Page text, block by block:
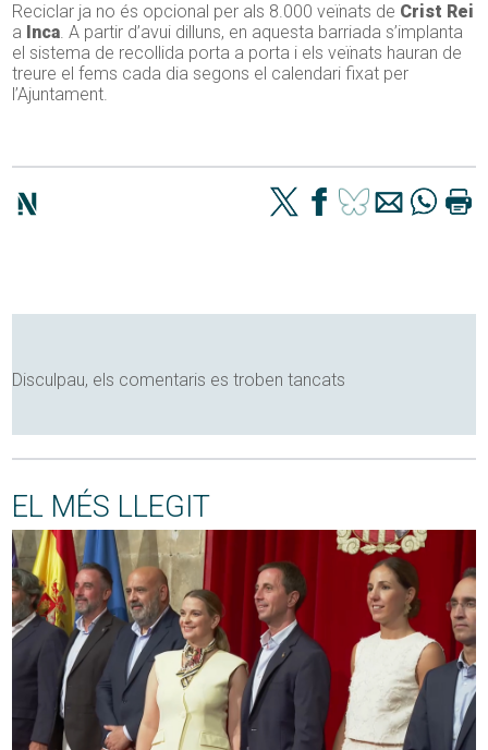
Reciclar ja no és opcional per als 8.000 veïnats de Crist Rei
a Inca. A partir d’avui dilluns, en aquesta barriada s’implanta
el sistema de recollida porta a porta i els veïnats hauran de
treure el fems cada dia segons el calendari fixat per
l’Ajuntament.
Disculpau, els comentaris es troben tancats
EL MÉS LLEGIT